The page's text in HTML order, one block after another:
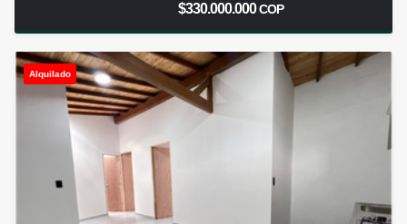
$330.000.000COP
Alquilado